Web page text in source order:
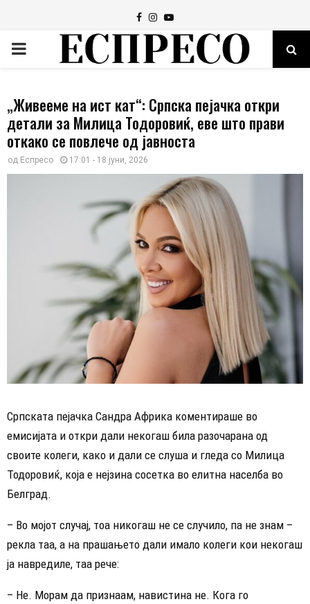
Facebook
Instagram
Youtube
PRIMARY
„Живееме на ист кат“: Српска пејачка откри
детали за Милица Тодоровиќ, еве што прави
откако се повлече од јавноста
од Еспресо 17:01 - 18 јуни, 2026
Српската пејачка Сандра Африка коментираше во
емисијата и откри дали некогаш била разочарана од
своите колеги, како и дали се слуша и гледа со Милица
Тодоровиќ, која е нејзина сосетка во елитна населба во
Белград.
– Во мојот случај, тоа никогаш не се случило, па не знам –
рекла таа, а на прашањето дали имало колеги кои некогаш
ја навредиле, таа рече:
– Не. Морам да признаам, навистина не. Кога го